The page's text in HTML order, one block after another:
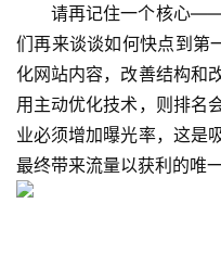
请再记住一个核心
们再来谈谈如何快点到第
化网站内容，改善结构和
用主动优化技术，则排名
业必须增加曝光率，这是
最终带来流量以获利的唯一